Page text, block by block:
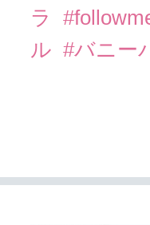
ラ
ル #バニー